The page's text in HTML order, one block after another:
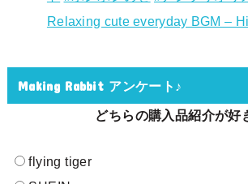
Relaxing cute everyday BGM –
Making Rabbit アンケート♪
どちらの購入品紹介が好
flying tiger